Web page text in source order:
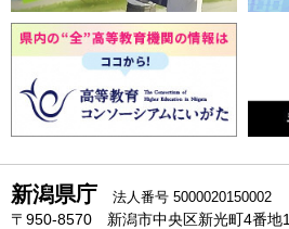
新潟県庁 法人番号 5000020150002
〒950-8570 新潟市中央区新光町4番地1